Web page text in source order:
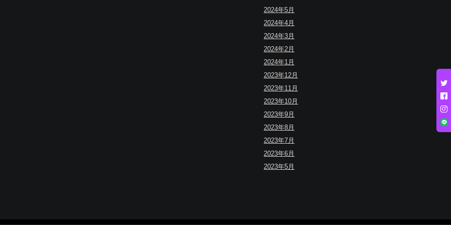
2024年5月
2024年4月
2024年3月
2024年2月
2024年1月
2023年12月
2023年11月
2023年10月
2023年9月
2023年8月
2023年7月
2023年6月
2023年5月